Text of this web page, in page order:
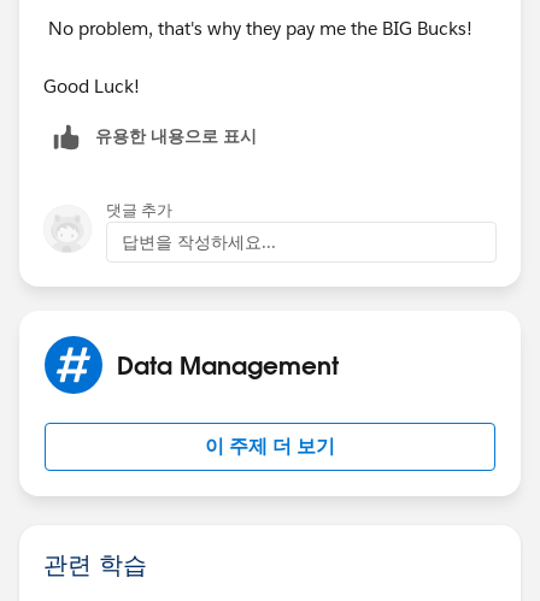
No problem, that's why they pay me the BIG Bucks!
Good Luck!
유용한 내용으로 표시
댓글 추가
답변을 작성하세요...
Data Management
이 주제 더 보기
관련 학습